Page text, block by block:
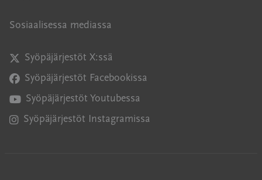
Sosiaalisessa mediassa
Syöpäjärjestöt X:ssä
Avautuu uuteen ikkunaan
Syöpäjärjestöt Facebookissa
Avautuu uuteen ikkunaan
Syöpäjärjestöt Youtubessa
Avautuu uuteen ikkunaan
Syöpäjärjestöt Instagramissa
Avautuu uuteen ikkunaan